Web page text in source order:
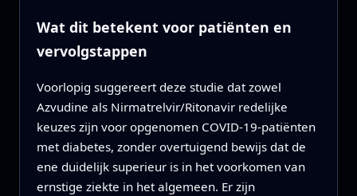
Wat dit betekent voor patiënten en
vervolgstappen
Voorlopig suggereert deze studie dat zowel
Azvudine als Nirmatrelvir/Ritonavir redelijke
keuzes zijn voor opgenomen COVID-19-patiënten
met diabetes, zonder overtuigend bewijs dat de
ene duidelijk superieur is in het voorkomen van
ernstige ziekte in het algemeen. Er zijn